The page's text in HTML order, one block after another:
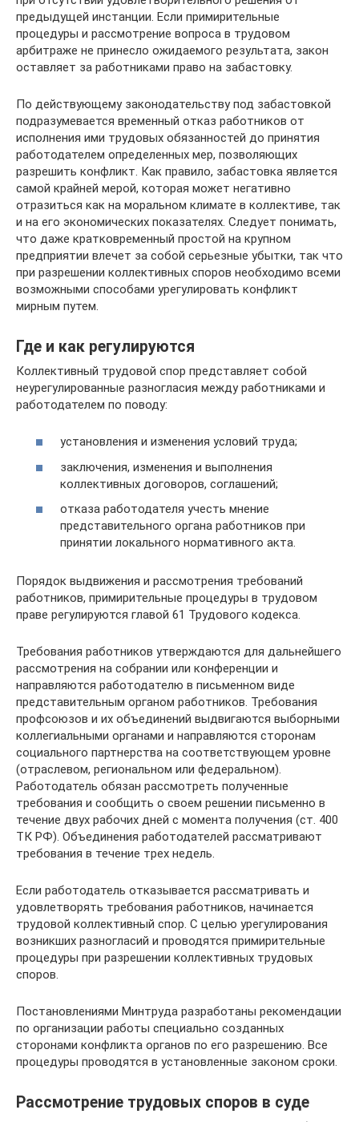
предыдущей инстанции. Если примирительные
процедуры и рассмотрение вопроса в трудовом
арбитраже не принесло ожидаемого результата, закон
оставляет за работниками право на забастовку.
По действующему законодательству под забастовкой
подразумевается временный отказ работников от
исполнения ими трудовых обязанностей до принятия
работодателем определенных мер, позволяющих
разрешить конфликт. Как правило, забастовка является
самой крайней мерой, которая может негативно
отразиться как на моральном климате в коллективе, так
и на его экономических показателях. Следует понимать,
что даже кратковременный простой на крупном
предприятии влечет за собой серьезные убытки, так что
при разрешении коллективных споров необходимо всеми
возможными способами урегулировать конфликт
мирным путем.
Где и как регулируются
Коллективный трудовой спор представляет собой
неурегулированные разногласия между работниками и
работодателем по поводу:
установления и изменения условий труда;
заключения, изменения и выполнения
коллективных договоров, соглашений;
отказа работодателя учесть мнение
представительного органа работников при
принятии локального нормативного акта.
Порядок выдвижения и рассмотрения требований
работников, примирительные процедуры в трудовом
праве регулируются главой 61 Трудового кодекса.
Требования работников утверждаются для дальнейшего
рассмотрения на собрании или конференции и
направляются работодателю в письменном виде
представительным органом работников. Требования
профсоюзов и их объединений выдвигаются выборными
коллегиальными органами и направляются сторонам
социального партнерства на соответствующем уровне
(отраслевом, региональном или федеральном).
Работодатель обязан рассмотреть полученные
требования и сообщить о своем решении письменно в
течение двух рабочих дней с момента получения (ст. 400
ТК РФ). Объединения работодателей рассматривают
требования в течение трех недель.
Если работодатель отказывается рассматривать и
удовлетворять требования работников, начинается
трудовой коллективный спор. С целью урегулирования
возникших разногласий и проводятся примирительные
процедуры при разрешении коллективных трудовых
споров.
Постановлениями Минтруда разработаны рекомендации
по организации работы специально созданных
сторонами конфликта органов по его разрешению. Все
процедуры проводятся в установленные законом сроки.
Рассмотрение трудовых споров в суде